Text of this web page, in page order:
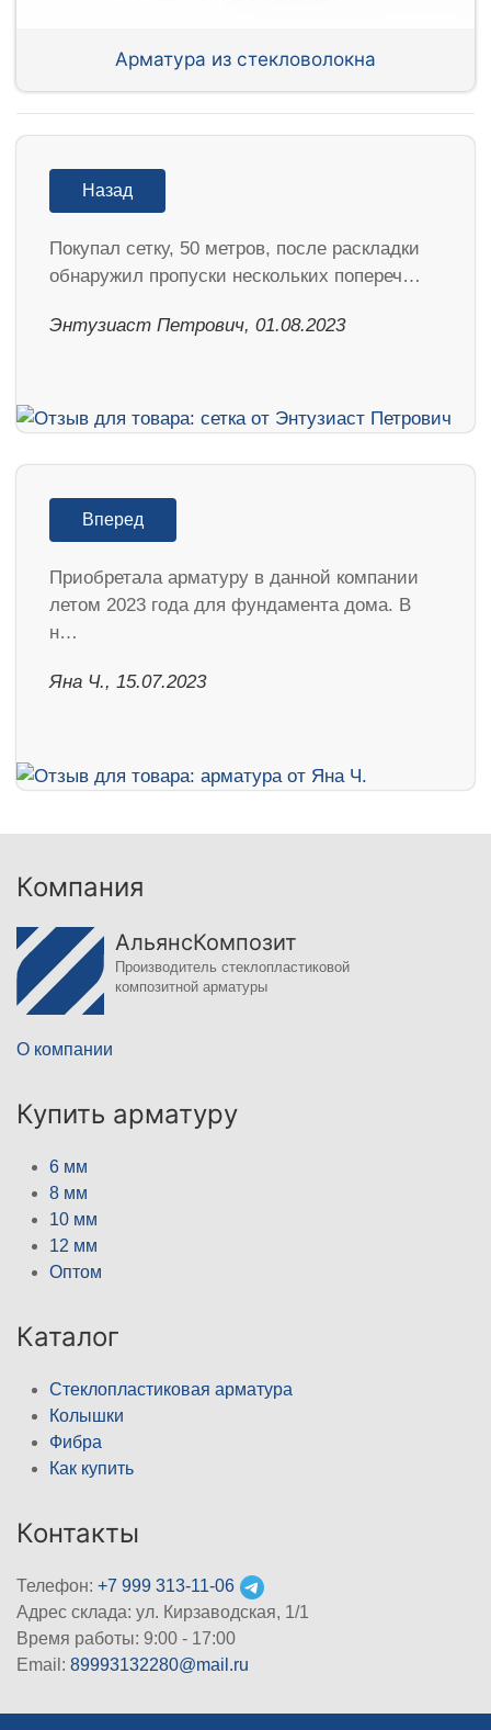
Арматура из стекловолокна
Назад
Покупал сетку, 50 метров, после раскладки
обнаружил пропуски нескольких попереч…
Энтузиаст Петрович, 01.08.2023
Вперед
Приобретала арматуру в данной компании
летом 2023 года для фундамента дома. В
н…
Яна Ч., 15.07.2023
Компания
АльянсКомпозит
Производитель стеклопластиковой
композитной арматуры
О компании
Купить арматуру
6 мм
8 мм
10 мм
12 мм
Оптом
Каталог
Стеклопластиковая арматура
Колышки
Фибра
Как купить
Контакты
Телефон: +7 999 313-11-06
Адрес склада: ул. Кирзаводская, 1/1
Время работы: 9:00 - 17:00
Email: 89993132280@mail.ru